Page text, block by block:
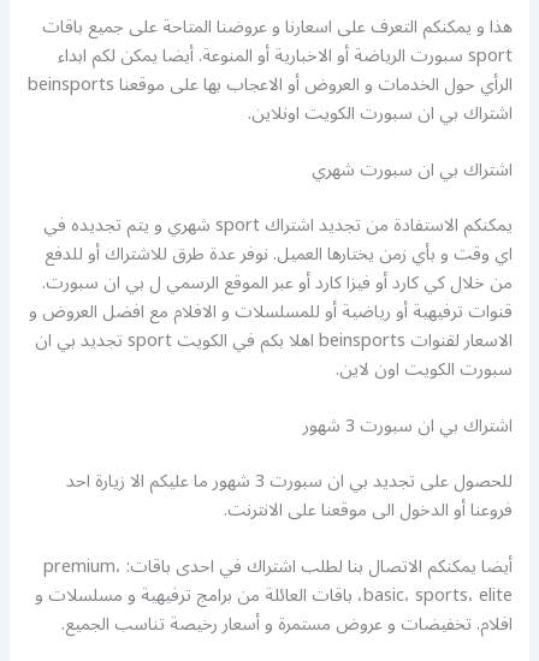
هذا و يمكنكم التعرف على اسعارنا و عروضنا المتاحة على جميع باقات
sport سبورت الرياضة أو الاخبارية أو المنوعة. أيضا يمكن لكم ابداء
الرأي حول الخدمات و العروض أو الاعجاب بها على موقعنا beinsports
اشتراك بي ان سبورت الكويت اونلاين.
اشتراك بي ان سبورت شهري
يمكنكم الاستفادة من تجديد اشتراك sport شهري و يتم تجديده في
اي وقت و بأي زمن يختارها العميل. نوفر عدة طرق للاشتراك أو للدفع
من خلال كي كارد أو فيزا كارد أو عبر الموقع الرسمي ل بي ان سبورت.
قنوات ترفيهية أو رياضية أو للمسلسلات و الافلام مع افضل العروض و
الاسعار لقنوات beinsports اهلا بكم في الكويت sport تجديد بي ان
سبورت الكويت اون لاين.
اشتراك بي ان سبورت 3 شهور
للحصول على تجديد بي ان سبورت 3 شهور ما عليكم الا زيارة احد
فروعنا أو الدخول الى موقعنا على الانترنت.
أيضا يمكنكم الاتصال بنا لطلب اشتراك في احدى باقات: premium،
basic، sports، elite، باقات العائلة من برامج ترفيهية و مسلسلات و
افلام. تخفيضات و عروض مستمرة و أسعار رخيصة تناسب الجميع.